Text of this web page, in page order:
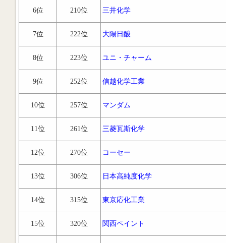
6位 210位 三井化学
7位 222位 大陽日酸
8位 223位 ユニ・チャーム
9位 252位 信越化学工業
10位 257位 マンダム
11位 261位 三菱瓦斯化学
12位 270位 コーセー
13位 306位 日本高純度化学
14位 315位 東京応化工業
15位 320位 関西ペイント